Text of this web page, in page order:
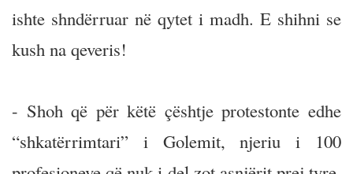
ishte shndërruar në qytet i madh. E shihni se
kush na qeveris!
- Shoh që për këtë çështje protestonte edhe
“shkatërrimtari” i Golemit, njeriu i 100